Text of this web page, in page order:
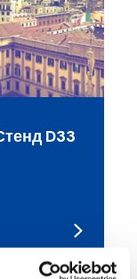
D33